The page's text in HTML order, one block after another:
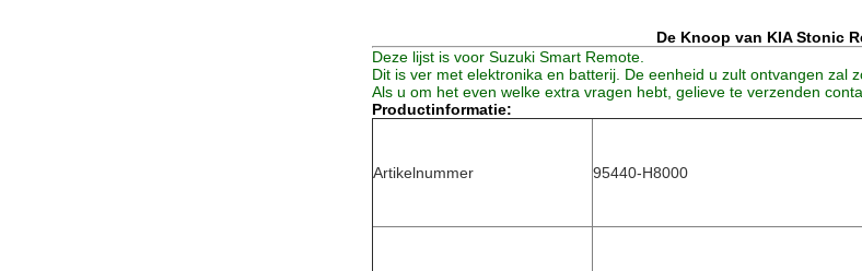
De Knoop van KIA Stonic
Deze lijst is voor Suzuki Smart Remote.
Dit is ver met elektronika en batterij. De eenheid u zult ontvangen zal
Als u om het even welke extra vragen hebt, gelieve te verzenden
Productinformatie:
Artikelnummer 95440-H8000